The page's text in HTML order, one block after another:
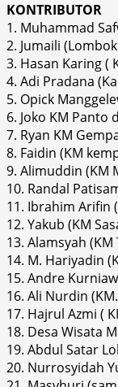
KONTRIBUTOR
1. Muhammad
2. Jumaili
3. Hasan Karing (
4. Adi Pradana
5. Opick
6. Joko KM Panto
7. Ryan KM
8. Faidin (KM
9. Alimuddin (KM
10. Randal
11. Ibrahim Arifin
12. Yakub (KM
13. Alamsyah
14. M. Hariyadin
15. Andre
16. Ali Nurdin
17. Hajrul Azmi (
18. Desa Wisata
19. Abdul Satar
20. Nurrosyidah